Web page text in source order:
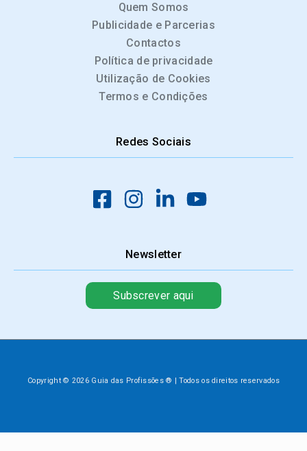
Quem Somos
Publicidade e Parcerias
Contactos
Política de privacidade
Utilização de Cookies
Termos e Condições
Redes Sociais
Newsletter
Subscrever aqui
Copyright © 2026 Guia das Profissões ® | Todos os direitos reservados